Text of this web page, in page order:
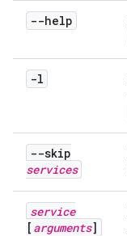
--help
-l
--skip
services
service
[ arguments]